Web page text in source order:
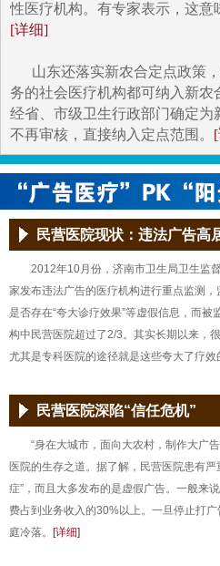
性医疗机构。有专家表示，这
[详细]
山东还落实新农合定点政策
务的社会医疗机构都可纳入新
经省、市级卫生行政部门确定
不再审核，直接纳入定点范围。
民营医院现状：违法广告高
2012年10月份，济南市卫生局卫生监
家发布违法广告的医疗机构进行重点监测
是否存在“夸大诊疗效果”等虚假信息，而被
构中民营医院超过了2/3。其实长期以来，
尤其是专科医院的途径就是这些夸大了疗效
民营医院深陷“信任危机”
“身在大城市，面向大农村，制作大广
医院的生存之道。据了解，民营医院患有严
症”，而且大多发布的是虚假广告。一般来
费占到业务收入的30%以上。一旦停止打广
庭冷落。
[详细]